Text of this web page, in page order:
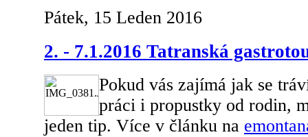
Pátek, 15 Leden 2016
2. - 7.1.2016 Tatranská
Pokud vás zajímá jak se
práci i propustky od rodin,
jeden tip. Více v článku na